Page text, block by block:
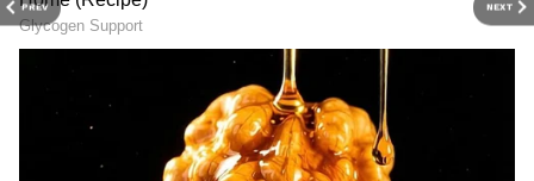
PREV NEXT